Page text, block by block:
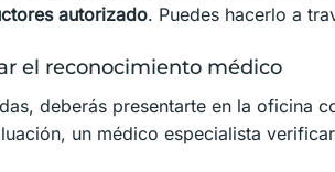
autorizado. Puedes hacerlo a
el reconocimiento médico
deberás presentarte en la oficina
un médico especialista